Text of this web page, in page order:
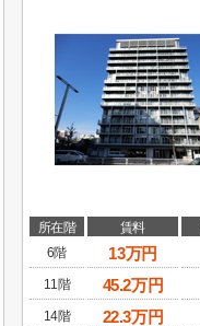
所在階 賃料
6階
13万円
11階
45.2万円
14階
22.3万円